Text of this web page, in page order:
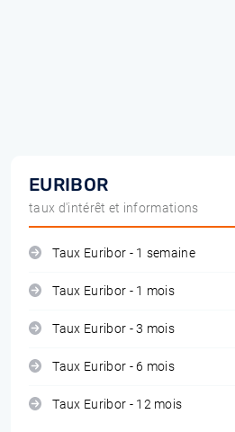
EURIBOR
taux d'intérêt et informations
Taux Euribor - 1 semaine
Taux Euribor - 1 mois
Taux Euribor - 3 mois
Taux Euribor - 6 mois
Taux Euribor - 12 mois